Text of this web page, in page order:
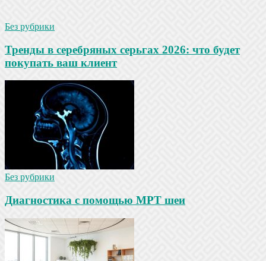
Без рубрики
Тренды в серебряных серьгах 2026: что будет
покупать ваш клиент
Без рубрики
Диагностика с помощью МРТ шеи